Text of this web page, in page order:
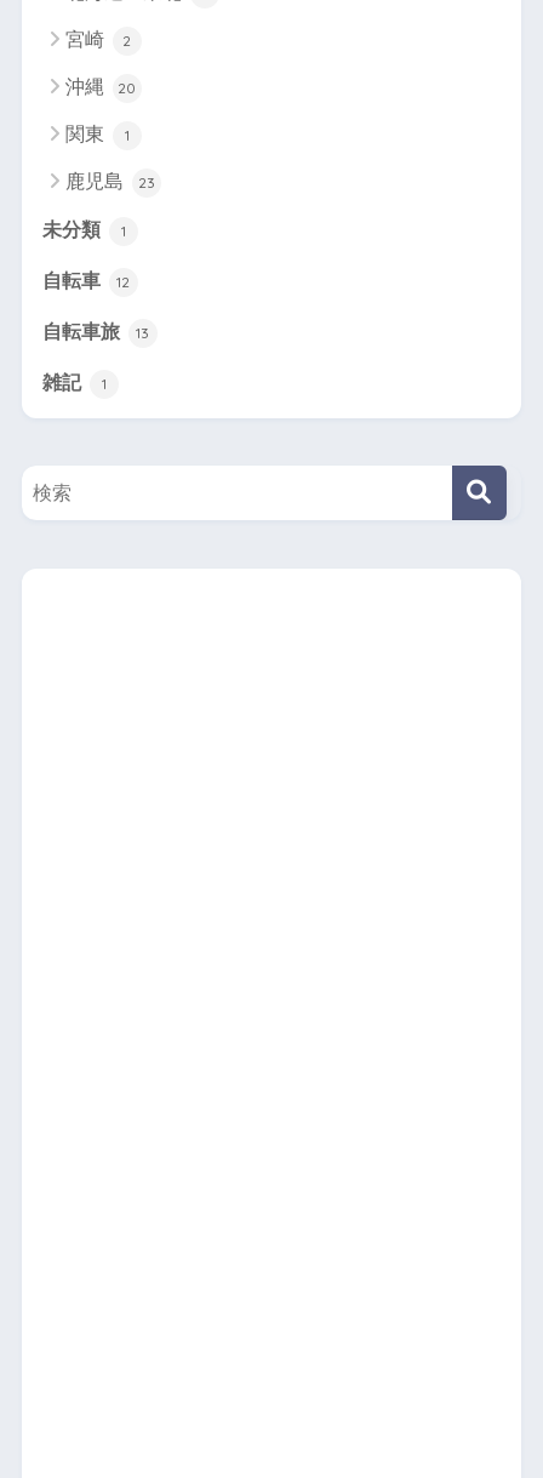
宮崎 2
沖縄 20
関東 1
鹿児島 23
未分類 1
自転車 12
自転車旅 13
雑記 1